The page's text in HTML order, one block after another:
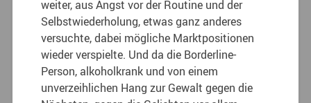
weiter, aus Angst vor der Routine und der
Selbstwiederholung, etwas ganz anderes
versuchte, dabei mögliche Marktpositionen
wieder verspielte. Und da die Borderline-
Person, alkoholkrank und von einem
unverzeihlichen Hang zur Gewalt gegen die